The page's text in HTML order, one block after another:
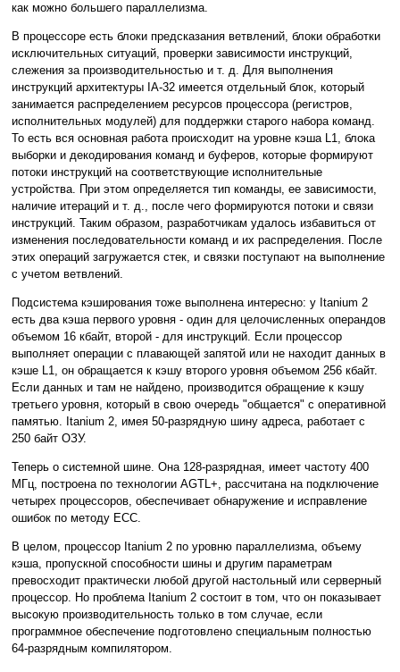
как можно большего параллелизма.
В процессоре есть блоки предсказания ветвлений, блоки обработки
исключительных ситуаций, проверки зависимости инструкций,
слежения за производительностью и т. д. Для выполнения
инструкций архитектуры IA-32 имеется отдельный блок, который
занимается распределением ресурсов процессора (регистров,
исполнительных модулей) для поддержки старого набора команд.
То есть вся основная работа происходит на уровне кэша L1, блока
выборки и декодирования команд и буферов, которые формируют
потоки инструкций на соответствующие исполнительные
устройства. При этом определяется тип команды, ее зависимости,
наличие итераций и т. д., после чего формируются потоки и связи
инструкций. Таким образом, разработчикам удалось избавиться от
изменения последовательности команд и их распределения. После
этих операций загружается стек, и связки поступают на выполнение
с учетом ветвлений.
Подсистема кэширования тоже выполнена интересно: у Itanium 2
есть два кэша первого уровня - один для целочисленных операндов
объемом 16 кбайт, второй - для инструкций. Если процессор
выполняет операции с плавающей запятой или не находит данных в
кэше L1, он обращается к кэшу второго уровня объемом 256 кбайт.
Если данных и там не найдено, производится обращение к кэшу
третьего уровня, который в свою очередь "общается" с оперативной
памятью. Itanium 2, имея 50-разрядную шину адреса, работает с
250 байт ОЗУ.
Теперь о системной шине. Она 128-разрядная, имеет частоту 400
МГц, построена по технологии AGTL+, рассчитана на подключение
четырех процессоров, обеспечивает обнаружение и исправление
ошибок по методу ECC.
В целом, процессор Itanium 2 по уровню параллелизма, объему
кэша, пропускной способности шины и другим параметрам
превосходит практически любой другой настольный или серверный
процессор. Но проблема Itanium 2 состоит в том, что он показывает
высокую производительность только в том случае, если
программное обеспечение подготовлено специальным полностью
64-разрядным компилятором.